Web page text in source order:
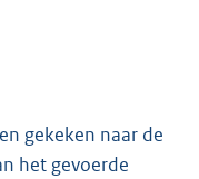
gekeken naar de
het gevoerde